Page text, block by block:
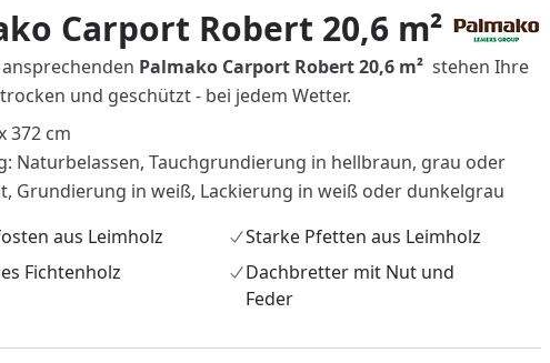
Carport Robert 20,6 m²
Palmako Carport Robert 20,6 m² stehen Ihre
und geschützt - bei jedem Wetter.
372 cm
Naturbelassen, Tauchgrundierung in hellbraun, grau oder
Grundierung in weiß, Lackierung in weiß oder dunkelgrau
aus Leimholz
Starke Pfetten aus Leimholz
Fichtenholz
Dachbretter mit Nut und
Feder